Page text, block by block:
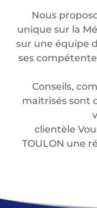
Nous
unique sur la
sur une équipe
ses
Conseils,
maitrisés sont
clientèle
TOULON une